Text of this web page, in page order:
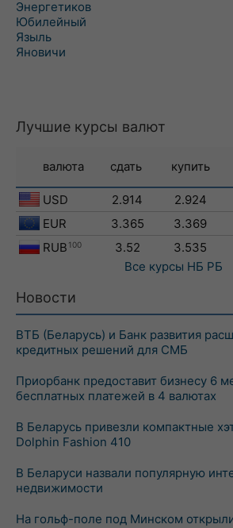
Энергетиков
Юбилейный
Языль
Яновичи
Лучшие курсы валют
валюта сдать купить
USD 2.914 2.924
EUR
3.365 3.369
RUB 100 3.52 3.535
Все курсы НБ РБ
Новости
ВТБ (Беларусь) и Банк развития
кредитных решений для СМБ
Приорбанк предоставит бизнесу 6
бесплатных платежей в 4 валютах
В Беларусь привезли компактные
Dolphin Fashion 410
В Беларуси назвали популярную
недвижимости
На гольф-поле под Минском